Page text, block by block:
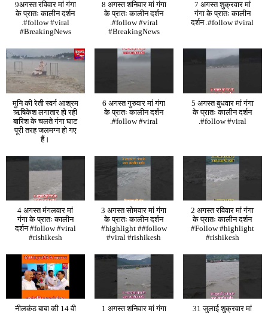
9अगस्त रविवार मां गंगा
के प्रातः कालीन दर्शन
.#follow #viral
#BreakingNews
8 अगस्त शनिवार मां गंगा
के प्रातः कालीन दर्शन
.#follow #viral
#BreakingNews
7 अगस्त शुक्रवार मां
गंगा के प्रातः कालीन
दर्शन .#follow #viral
मुनि की रेती स्वर्ग आश्रम
ऋषिकेश लगातार हो रही
बारिश के चलते गंगा घाट
पूरी तरह जलमग्न हो गए
हैं।
6 अगस्त गुरुवार मां गंगा
के प्रातः कालीन दर्शन
.#follow #viral
5 अगस्त बुधवार मां गंगा
के प्रातः कालीन दर्शन
.#follow #viral
4 अगस्त मंगलवार मां
गंगा के प्रातः कालीन
दर्शन #follow #viral
#rishikesh
3 अगस्त सोमवार मां गंगा
के प्रातः कालीन दर्शन
#highlight ##follow
#viral #rishikesh
2 अगस्त रविवार मां गंगा
के प्रातः कालीन दर्शन
#Follow #highlight
#rishikesh
नीलकंठ बाबा की 14 वी
1 अगस्त शनिवार मां गंगा
31 जुलाई शुक्रवार मां